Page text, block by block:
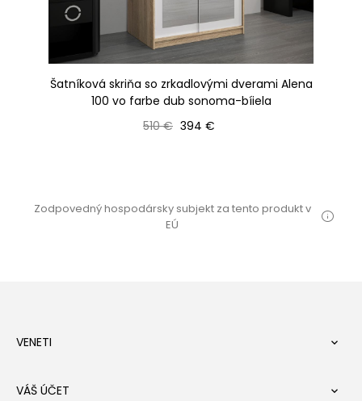
Šatníková skriňa so zrkadlovými dverami Alena
100 vo farbe dub sonoma-bíiela
Bežná cena
510 € Cena
394 €
Zodpovedný hospodársky subjekt za tento produkt v
EÚ
VENETI 
VÁŠ ÚČET 